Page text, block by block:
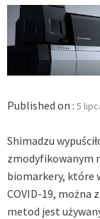
Published on : 5
Shimadzu
zmodyfikowanym
biomarkery, które
COVID-19, można
metod jest